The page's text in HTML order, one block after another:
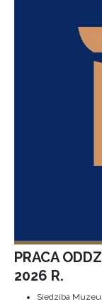
PRACA
2026 R.
Siedziba